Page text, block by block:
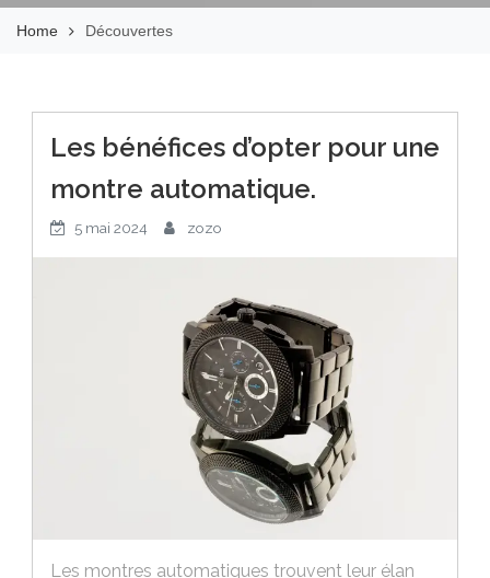
Home Découvertes
Les bénéfices d’opter pour une
montre automatique.
5 mai 2024 zozo
Les montres automatiques trouvent leur élan